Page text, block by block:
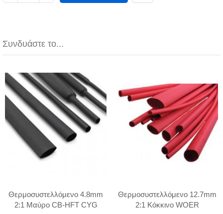
Συνδυάστε το...
Θερμοσυστελλόμενο 4.8mm
2:1 Μαύρο CB-HFT CYG
Θερμοσυστελλόμενο 12.7mm
2:1 Κόκκινο WOER